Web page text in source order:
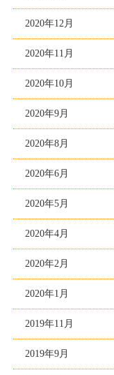
2020年12月
2020年11月
2020年10月
2020年9月
2020年8月
2020年6月
2020年5月
2020年4月
2020年2月
2020年1月
2019年11月
2019年9月